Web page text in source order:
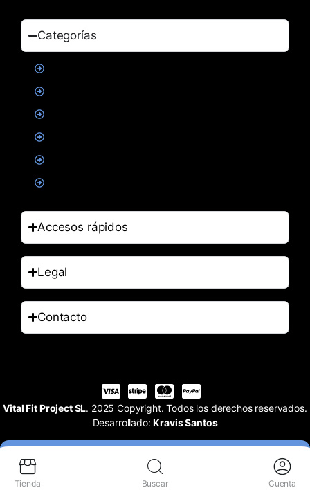
Categorías
Accesos rápidos
Legal
Contacto
Vital Fit Project SL. 2025 Copyright. Todos los derechos reservados.
Desarrollado:Kravis Santos
Tienda Buscar Cuenta